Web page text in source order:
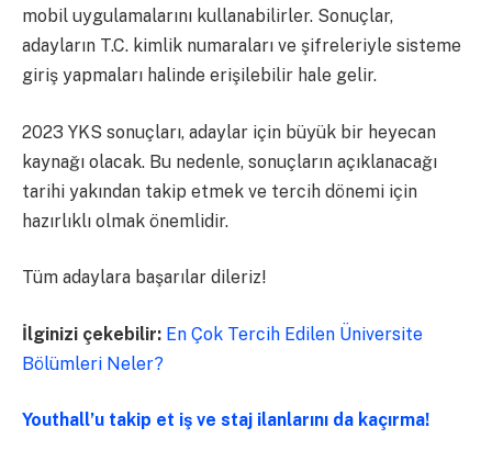
mobil uygulamalarını kullanabilirler. Sonuçlar,
adayların T.C. kimlik numaraları ve şifreleriyle sisteme
giriş yapmaları halinde erişilebilir hale gelir.
2023 YKS sonuçları, adaylar için büyük bir heyecan
kaynağı olacak. Bu nedenle, sonuçların açıklanacağı
tarihi yakından takip etmek ve tercih dönemi için
hazırlıklı olmak önemlidir.
Tüm adaylara başarılar dileriz!
İlginizi çekebilir: En Çok Tercih Edilen Üniversite
Bölümleri Neler?
Youthall’u takip et iş ve staj ilanlarını da kaçırma!